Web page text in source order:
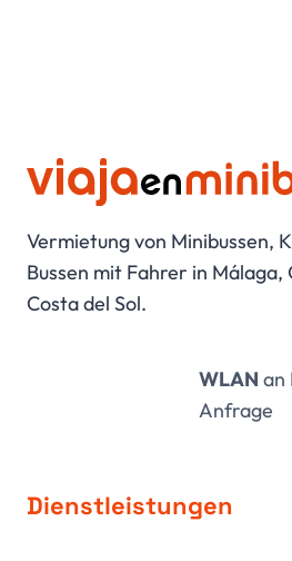
Vermietung von Minibussen,
Bussen mit Fahrer in Málaga,
Costa del Sol.
WLAN an
Anfrage
Dienstleistungen